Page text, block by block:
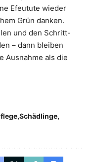
Efeutute wieder
Grün danken.
und den Schritt-
– dann bleiben
Ausnahme als die
Schädlinge